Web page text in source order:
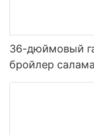
36-дюймовый
бройлер